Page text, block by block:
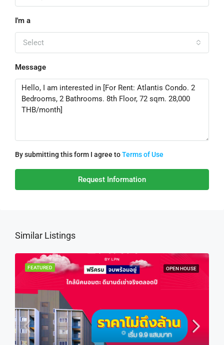
I'm a
Select
Message
By submitting this form I agree toTerms of Use
Request Information
Similar Listings
FEATURED OPEN HOUSE